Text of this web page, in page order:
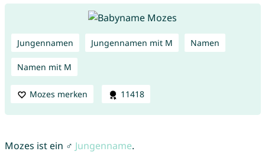
Jungennamen Jungennamen mit M Namen
Namen mit M
Mozes merken 11418
Mozes ist ein ♂ Jungenname.